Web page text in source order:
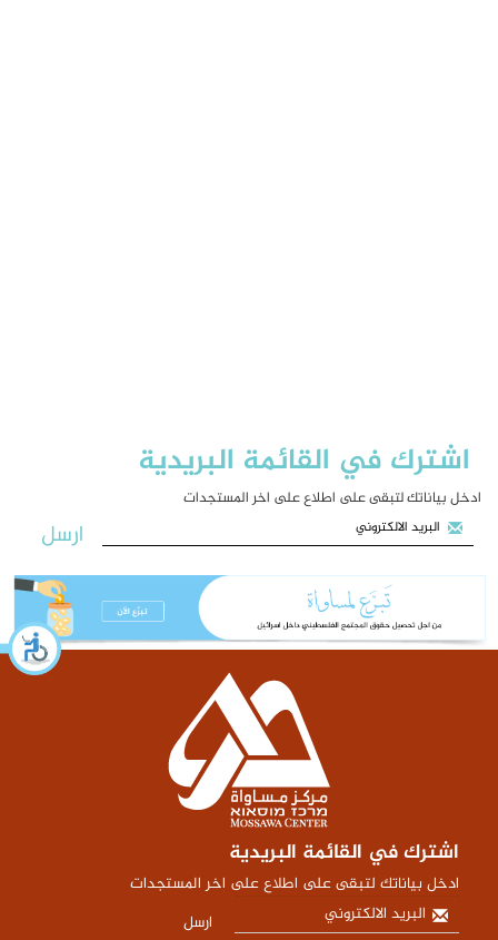
اشترك في القائمة البريدية
ادخل بياناتك لتبقى على اطلاع على اخر المستجدات
ارسل
اشترك في القائمة البريدية
ادخل بياناتك لتبقى على اطلاع على اخر المستجدات
ارسل